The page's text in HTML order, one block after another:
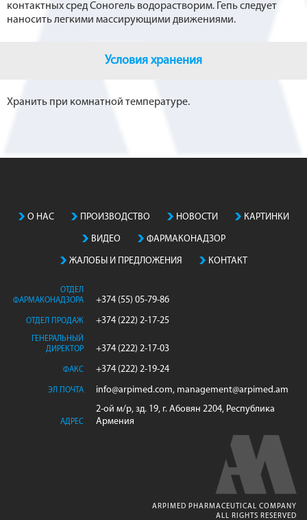
контактных сред Соногель водорастворим. Гепь следует
наносить легкими массирующими движениями.
Условия хранения
Хранить при комнатной температуре.
О НАС ПРОИЗВОДСТВO НОВОСТИ КАРТИНКИ
ВИДЕО ФАРМАКОНАДЗОР
ЖАЛОБЫ И ПРЕДЛОЖЕНИЯ КОНТАКТ
ОТДЕЛ
ФАРМАКОНАДЗОРА
+374 (55) 05-79-86
ОТДЕЛ ПРОДАЖ +374 (222) 2-17-25
ГЕНЕРАЛЬНЫЙ
ДИРЕКТОР
+374 (222) 2-17-03
ФАКС +374 (222) 2-19-24
ЭЛ ПОЧТА info@arpimed.com, management@arpimed.am
АДРЕС
2-ой м/р, зд. 19, г. Абовян 2204, Республика
Армения
ARPIMED PHARMACEUTICAL COMPANY
ALL RIGHTS RESERVED